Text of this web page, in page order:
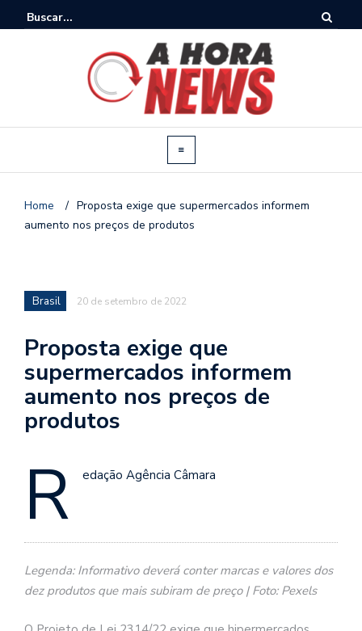
Home / Proposta exige que supermercados informem
aumento nos preços de produtos
Brasil 20 de setembro de 2022
Proposta exige que
supermercados informem
aumento nos preços de
produtos
R edação Agência Câmara
Legenda: Informativo deverá conter marcas e valores dos
dez produtos que mais subiram de preço | Foto: Pexels